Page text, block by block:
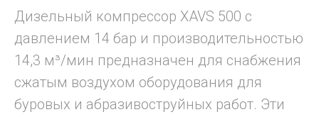
Дизельный компрессор XAVS 500 c
давлением 14 бар и производительностью
14,3 м³/мин предназначен для снабжения
сжатым воздухом оборудования для
буровых и абразивоструйных работ. Эти